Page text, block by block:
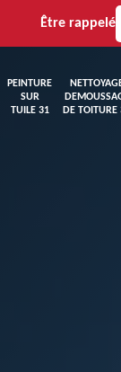
Être rappelé
PEINTURE
SUR
TUILE 31
DE TOITURE